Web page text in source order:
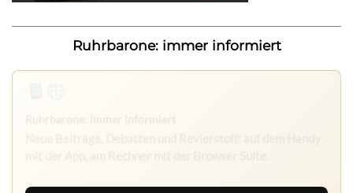
Ruhrbarone: immer informiert